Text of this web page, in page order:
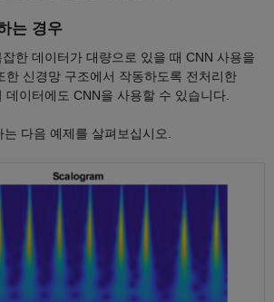
는 경우
한 데이터가 대량으로 있을 때 CNN 사용을
한 신경망 구조에서 작동하도록 전처리한
데이터에도 CNN을 사용할 수 있습니다.
다음 예제를 살펴보십시오.